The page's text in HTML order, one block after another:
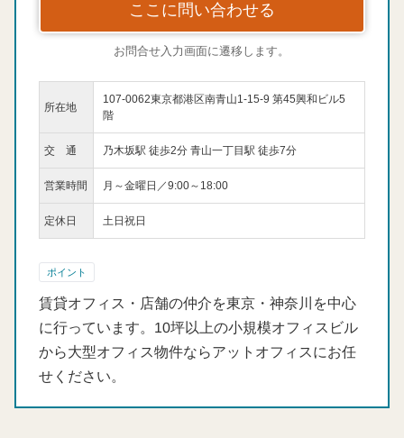
ここに問い合わせる
お問合せ入力画面に遷移します。
所在地
107-0062東京都港区南青山1-15-9 第45興和ビル5
階
交 通 乃木坂駅 徒歩2分 青山一丁目駅 徒歩7分
営業時間 月～金曜日／9:00～18:00
定休日 土日祝日
ポイント
賃貸オフィス・店舗の仲介を東京・神奈川を中心
に行っています。10坪以上の小規模オフィスビル
から大型オフィス物件ならアットオフィスにお任
せください。